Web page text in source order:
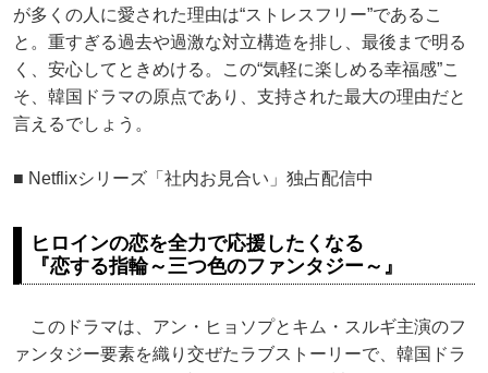
が多くの人に愛された理由は“ストレスフリー”であるこ
と。重すぎる過去や過激な対立構造を排し、最後まで明る
く、安心してときめける。この“気軽に楽しめる幸福感”こ
そ、韓国ドラマの原点であり、支持された最大の理由だと
言えるでしょう。
■ Netflixシリーズ「社内お見合い」独占配信中
ヒロインの恋を全力で応援したくなる
『恋する指輪～三つ色のファンタジー～』
このドラマは、アン・ヒョソプとキム・スルギ主演のフ
ァンタジー要素を織り交ぜたラブストーリーで、韓国ドラ